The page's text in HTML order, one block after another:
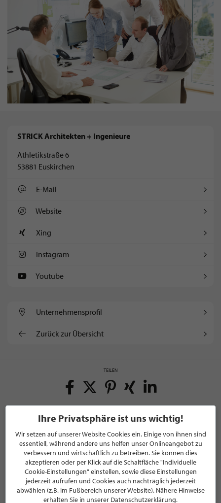
STRICK Architekten + Ingenieure
Athletikstraße 6
53881 Euskirchen
E-Mail
Website
Xing
Instagram
Youtube
Unternehmens­profil
Zurück zur Übersicht
TEILEN
NEWSLETTER
Bleiben Sie immer UP TO DATE! Melden Sie sich jetzt für
unseren STILPUNKTE®-Newsletter an und profitieren Sie
von exklusiven Neuigkeiten, TrendsundAngeboten
Ihre Privatsphäre ist uns wichtig!
Wir setzen auf unserer Website Cookies ein. Einige von ihnen sind
essentiell, während andere uns helfen unser Onlineangebot zu
verbessern und wirtschaftlich zu betreiben. Sie können dies
akzeptieren oder per Klick auf die Schaltfläche "Individuelle
Cookie-Einstellungen" einstellen, sowie diese Einstellungen
jederzeit aufrufen und Cookies auch nachträglich jederzeit
abwählen (z.B. im Fußbereich unserer Website). Nähere Hinweise
erhalten Sie in unserer Datenschutzerklärung.